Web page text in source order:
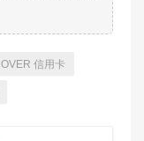
信用卡